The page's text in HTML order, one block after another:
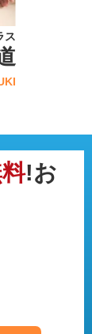
ス
!お